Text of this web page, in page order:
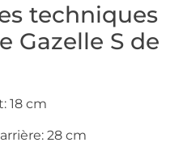
techniques
Gazelle S de
18 cm
28 cm